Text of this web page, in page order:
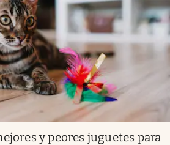
y peores juguetes para